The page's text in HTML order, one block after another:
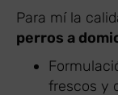
Para mí la
perros a
frescos y